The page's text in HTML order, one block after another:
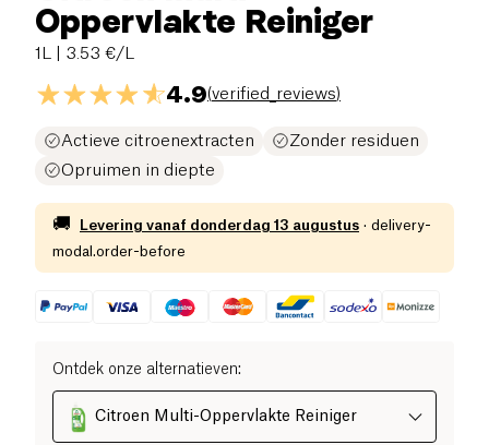
Oppervlakte Reiniger
1L | 3.53 €/L
4.9(verified_reviews)
Actieve citroenextracten
Zonder residuen
Opruimen in diepte
🚚 Levering vanaf donderdag 13 augustus · delivery-
modal.order-before
Ontdek onze alternatieven:
Citroen Multi-Oppervlakte Reiniger